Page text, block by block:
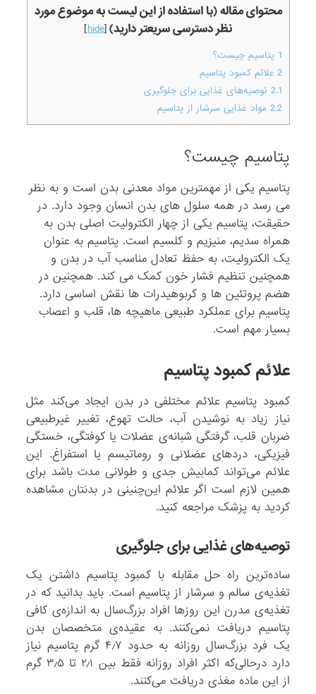
محتوای مقاله (با استفاده از این لیست به موضوع مورد
نظر دسترسی سریعتر دارید)[
hide
]
1 پتاسیم چیست؟
2 علائم کمبود پتاسیم
2.1 توصیه‌های غذایی برای جلوگیری
2.2 مواد غذایی سرشار از پتاسیم
پتاسیم چیست؟
پتاسیم یکی از مهمترین مواد معدنی بدن است و به نظر
می رسد در همه سلول های بدن انسان وجود دارد. در
حقیقت، پتاسیم یکی از چهار الکترولیت اصلی بدن به
همراه سدیم، منیزیم و کلسیم است. پتاسیم به عنوان
یک الکترولیت، به حفظ تعادل مناسب آب در بدن و
همچنین تنظیم فشار خون کمک می کند. همچنین در
هضم پروتئین ها و کربوهیدرات ها نقش اساسی دارد.
پتاسیم برای عملکرد طبیعی ماهیچه ها، قلب و اعصاب
بسیار مهم است.
علائم کمبود پتاسیم
کمبود پتاسیم علائم مختلفی در بدن ایجاد می‌کند مثل
نیاز زیاد به نوشیدن آب، حالت تهوع، تغییر غیرطبیعی
ضربان قلب، گرفتگی شبانه‌ی عضلات یا کوفتگی، خستگی
فیزیکی، دردهای عضلانی و روماتیسم یا استفراغ. این
علائم می‌تواند کمابیش جدی و طولانی مدت باشد برای
همین لازم است اگر علائم این‌چنینی در بدنتان مشاهده
کردید به پزشک مراجعه کنید.
توصیه‌های غذایی برای جلوگیری
ساده‌ترین راه حل مقابله با کمبود پتاسیم داشتن یک
تغذیه‌ی سالم و سرشار از پتاسیم است. باید بدانید که در
تغذیه‌ی مدرن این روزها افراد بزرگ‌سال به اندازه‌ی کافی
پتاسیم دریافت نمی‌کنند. به عقیده‌ی متخصصان بدن
یک فرد بزرگ‌سال روزانه به حدود ۴٫۷ گرم پتاسیم نیاز
دارد درحالی‌که اکثر افراد روزانه فقط بین ۲٫۱ تا ۳٫۵ گرم
از این ماده مغذی دریافت می‌کنند.